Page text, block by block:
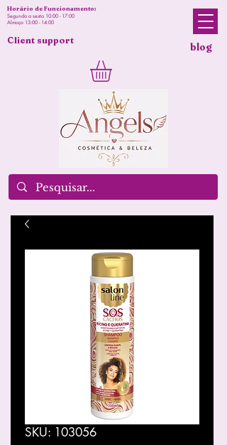
blog
Horário de Funcionamento:
Segunda a sexta 10:00 - 17:00
Almoço 13:00 - 14:00
Client support
SKU: 103056